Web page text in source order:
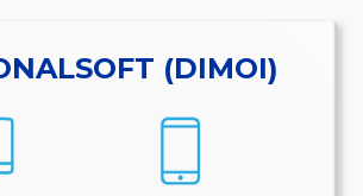
Conectividades/Cuotas(DIMOI)